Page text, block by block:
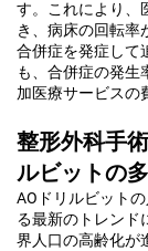
す。これにより、
き、病床の回転率
合併症を発症して
も、合併症の発生
加医療サービスの
整形外科手
ルビットの
AOドリルビット
る最新のトレンド
界人口の高齢化が